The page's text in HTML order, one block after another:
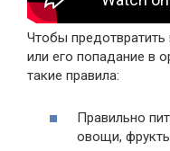
Чтобы
или его попадание в
такие правила:
Правильно
овощи,